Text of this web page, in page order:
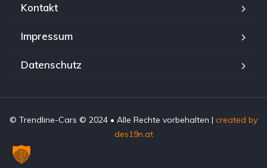
Kontakt
Impressum
Datenschutz
© Trendline-Cars © 2024 • Alle Rechte vorbehalten | created by
des19n.at